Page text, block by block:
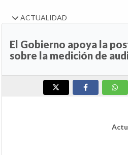
ACTUALIDAD
El Gobierno apoya la
sobre la medición de